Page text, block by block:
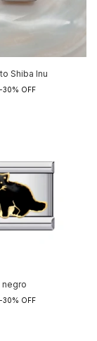
Shiba Inu
-30% OFF
negro
-30% OFF